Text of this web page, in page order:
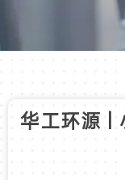
华工环源 |